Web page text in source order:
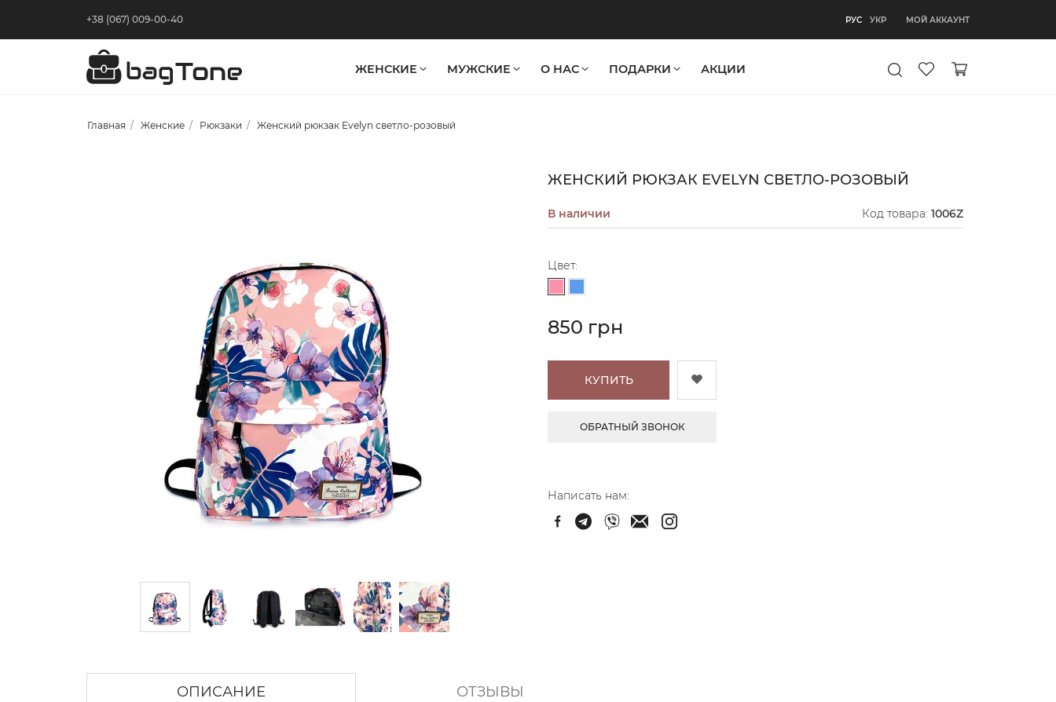
+38 (067) 009-00-40 РУС УКР МОЙ АККАУНТ
ЖЕНСКИЕ МУЖСКИЕ АКЦИИ
О НАС ПОДАРКИ
Главная Женские Рюкзаки Женский рюкзак Evelyn светло-розовый
ЖЕНСКИЙ РЮКЗАК EVELYN СВЕТЛО-РОЗОВЫЙ
В наличии Код товара: 1006Z
Цвет:
850 грн
КУПИТЬ
ОБРАТНЫЙ ЗВОНОК
Написать нам:
ОПИСАНИЕ ОТЗЫВЫ